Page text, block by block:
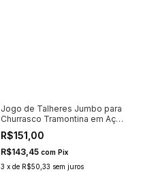
Jogo de Talheres Jumbo para
Churrasco Tramontina em Aço
Inox com Cabo Polywood
Vermelho 4 Peças 21198708
R$151,00
R$143,45 com Pix
3 x de R$50,33 sem juros